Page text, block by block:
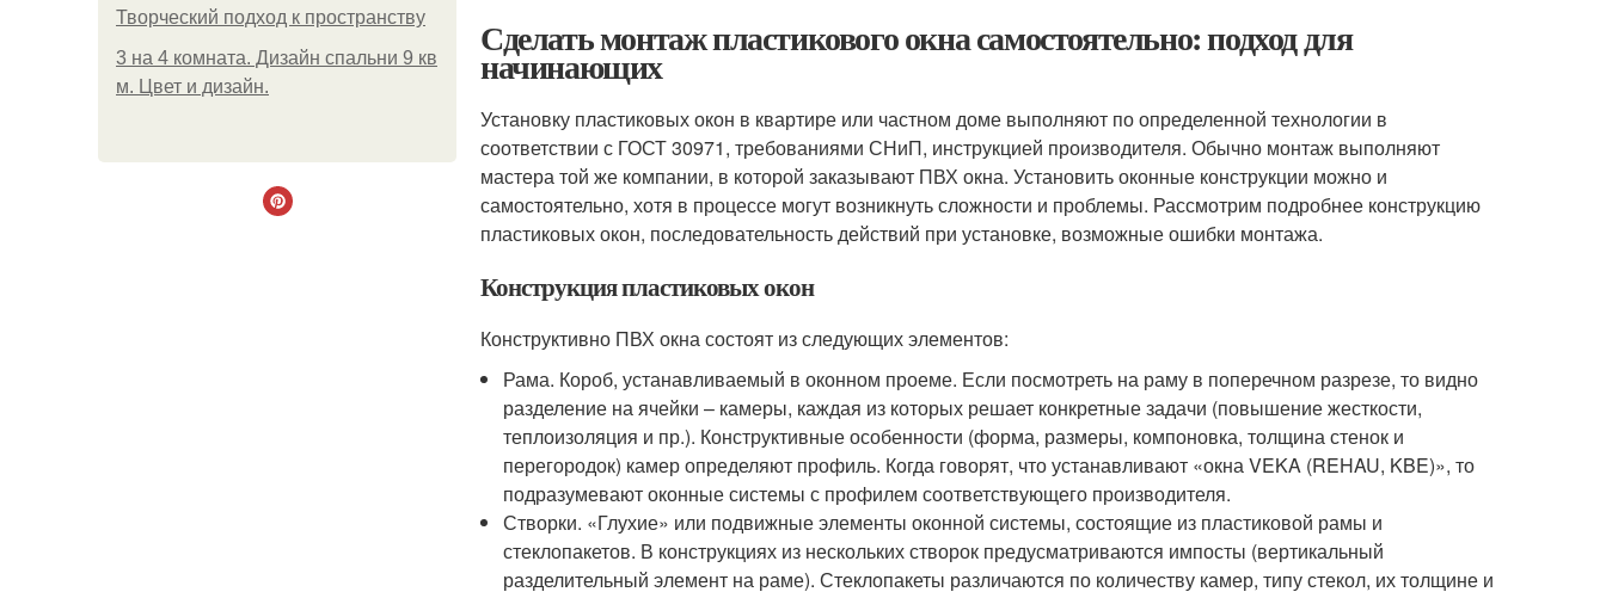
Творческий подход к пространству
3 на 4 комната. Дизайн спальни 9 кв
м. Цвет и дизайн.
Сделать монтаж пластикового окна самостоятельно: подход для
начинающих
Установку пластиковых окон в квартире или частном доме выполняют по определенной технологии в
соответствии с ГОСТ 30971, требованиями СНиП, инструкцией производителя. Обычно монтаж выполняют
мастера той же компании, в которой заказывают ПВХ окна. Установить оконные конструкции можно и
самостоятельно, хотя в процессе могут возникнуть сложности и проблемы. Рассмотрим подробнее конструкцию
пластиковых окон, последовательность действий при установке, возможные ошибки монтажа.
Конструкция пластиковых окон
Конструктивно ПВХ окна состоят из следующих элементов:
Рама. Короб, устанавливаемый в оконном проеме. Если посмотреть на раму в поперечном разрезе, то видно
разделение на ячейки – камеры, каждая из которых решает конкретные задачи (повышение жесткости,
теплоизоляция и пр.). Конструктивные особенности (форма, размеры, компоновка, толщина стенок и
перегородок) камер определяют профиль. Когда говорят, что устанавливают «окна VEKA (REHAU, KBE)», то
подразумевают оконные системы с профилем соответствующего производителя.
Створки. «Глухие» или подвижные элементы оконной системы, состоящие из пластиковой рамы и
стеклопакетов. В конструкциях из нескольких створок предусматриваются импосты (вертикальный
разделительный элемент на раме). Стеклопакеты различаются по количеству камер, типу стекол, их толщине и